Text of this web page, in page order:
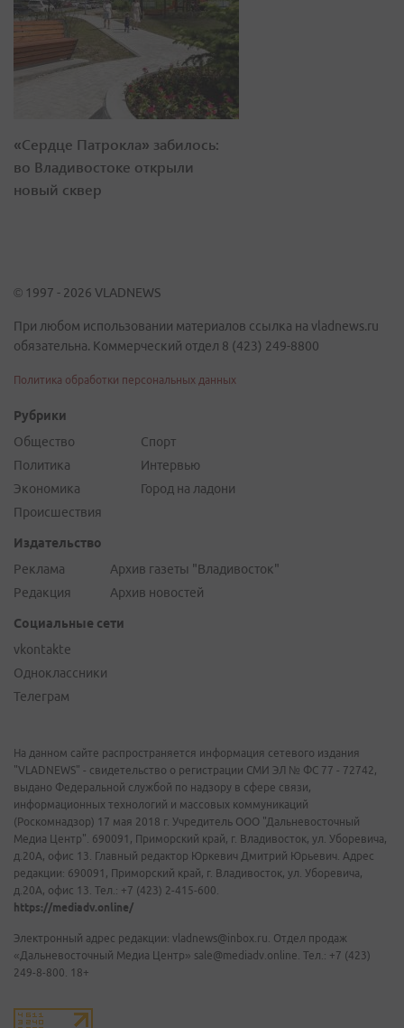
«Сердце Патрокла» забилось:
во Владивостоке открыли
новый сквер
© 1997 - 2026 VLADNEWS
При любом использовании материалов ссылка на vladnews.ru
обязательна. Коммерческий отдел 8 (423) 249-8800
Политика обработки персональных данных
Рубрики
Общество
Политика
Экономика
Происшествия
Спорт
Интервью
Город на ладони
Издательство
Реклама
Редакция
Архив газеты "Владивосток"
Архив новостей
Социальные сети
vkontakte
Одноклассники
Телеграм
На данном сайте распространяется информация сетевого издания
"VLADNEWS" - свидетельство о регистрации СМИ ЭЛ № ФС 77 - 72742,
выдано Федеральной службой по надзору в сфере связи,
информационных технологий и массовых коммуникаций
(Роскомнадзор) 17 мая 2018 г. Учредитель ООО "Дальневосточный
Медиа Центр". 690091, Приморский край, г. Владивосток, ул. Уборевича,
д.20А, офис 13. Главный редактор Юркевич Дмитрий Юрьевич. Адрес
редакции: 690091, Приморский край, г. Владивосток, ул. Уборевича,
д.20А, офис 13. Тел.: +7 (423) 2-415-600.
https://mediadv.online/
Электронный адрес редакции: vladnews@inbox.ru. Отдел продаж
«Дальневосточный Медиа Центр» sale@mediadv.online. Тел.: +7 (423)
249-8-800. 18+